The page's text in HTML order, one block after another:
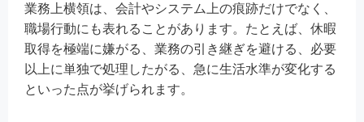
業務上横領は、会計やシステム上の痕跡だけでなく、
職場行動にも表れることがあります。たとえば、休暇
取得を極端に嫌がる、業務の引き継ぎを避ける、必要
以上に単独で処理したがる、急に生活水準が変化する
といった点が挙げられます。